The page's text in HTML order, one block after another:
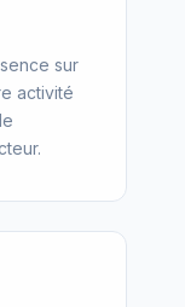
sur
activité